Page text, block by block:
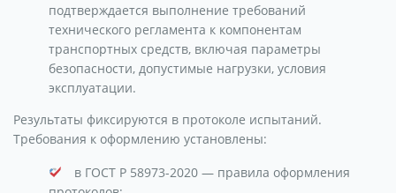
подтверждается выполнение требований
технического регламента к компонентам
транспортных средств, включая параметры
безопасности, допустимые нагрузки, условия
эксплуатации.
Результаты фиксируются в протоколе испытаний.
Требования к оформлению установлены:
в ГОСТ Р 58973-2020 — правила оформления